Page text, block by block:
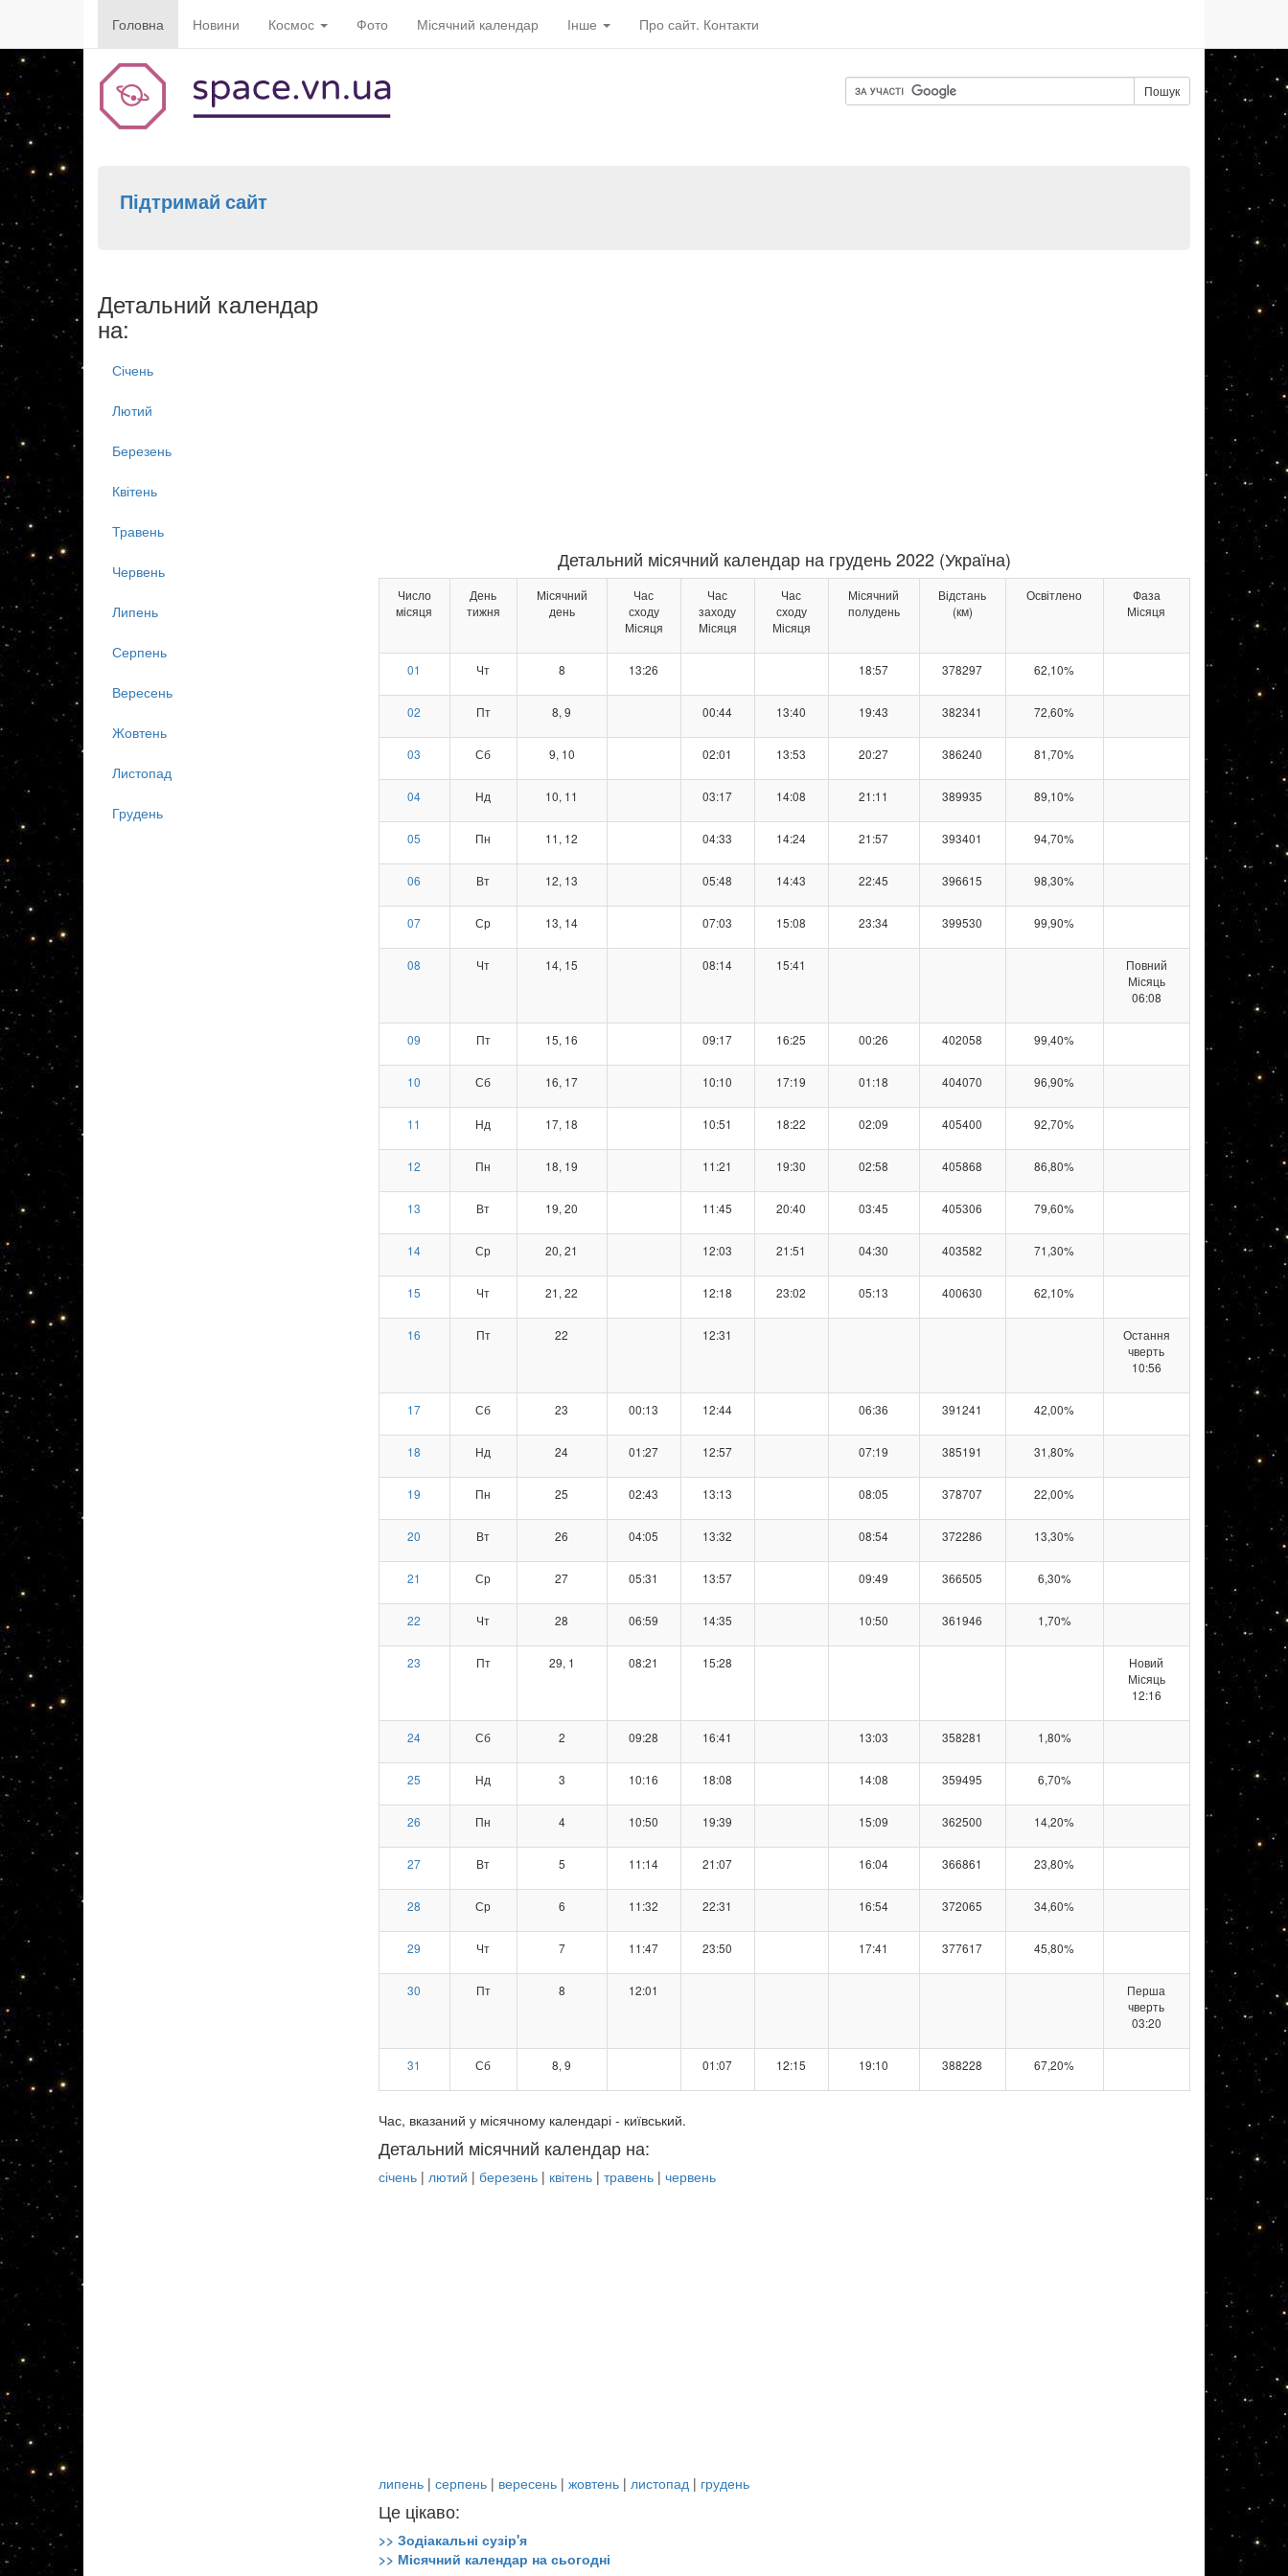
Головна Новини Космос Фото Місячний календар Інше Про сайт. Контакти
Пошук
Підтримай сайт
Детальний місячний календар на грудень 2022 (Україна)
Число
місяця
День
тижня
Місячний
день
Час
сходу
Місяця
Час
заходу
Місяця
Час
сходу
Місяця
Місячний
полудень
Відстань
(км)
Освітлено
Фаза
Місяця
01 Чт 8 13:26 18:57 378297 62,10%
02 Пт 8, 9 00:44 13:40 19:43 382341 72,60%
03 Сб 9, 10 02:01 13:53 20:27 386240 81,70%
04 Нд 10, 11 03:17 14:08 21:11 389935 89,10%
05 Пн 11, 12 04:33 14:24 21:57 393401 94,70%
06 Вт 12, 13 05:48 14:43 22:45 396615 98,30%
07 Ср 13, 14 07:03 15:08 23:34 399530 99,90%
08 Чт 14, 15 08:14 15:41
Повний
Місяць
06:08
09 Пт 15, 16 09:17 16:25 00:26 402058 99,40%
10 Сб 16, 17 10:10 17:19 01:18 404070 96,90%
11 Нд 17, 18 10:51 18:22 02:09 405400 92,70%
12 Пн 18, 19 11:21 19:30 02:58 405868 86,80%
13 Вт 19, 20 11:45 20:40 03:45 405306 79,60%
14 Ср 20, 21 12:03 21:51 04:30 403582 71,30%
15 Чт 21, 22 12:18 23:02 05:13 400630 62,10%
16 Пт 22 12:31
Остання
чверть
10:56
17 Сб 23 00:13 12:44 06:36 391241 42,00%
18 Нд 24 01:27 12:57 07:19 385191 31,80%
19 Пн 25 02:43 13:13 08:05 378707 22,00%
20 Вт 26 04:05 13:32 08:54 372286 13,30%
21 Ср 27 05:31 13:57 09:49 366505 6,30%
22 Чт 28 06:59 14:35 10:50 361946 1,70%
23 Пт 29, 1 08:21 15:28
Новий
Місяць
12:16
24 Сб 2 09:28 16:41 13:03 358281 1,80%
25 Нд 3 10:16 18:08 14:08 359495 6,70%
26 Пн 4 10:50 19:39 15:09 362500 14,20%
27 Вт 5 11:14 21:07 16:04 366861 23,80%
28 Ср 6 11:32 22:31 16:54 372065 34,60%
29 Чт 7 11:47 23:50 17:41 377617 45,80%
30 Пт 8 12:01
Перша
чверть
03:20
31 Сб 8, 9 01:07 12:15 19:10 388228 67,20%
Час, вказаний у місячному календарі - київський.
Детальний місячний календар на:
січень| лютий | березень| квітень| травень| червень
липень| серпень| вересень| жовтень| листопад| грудень
Це цікаво:
>> Зодіакальні сузір'я
>> Місячний календар на сьогодні
Детальний календар
на:
Січень
Лютий
Березень
Квітень
Травень
Червень
Липень
Серпень
Вересень
Жовтень
Листопад
Грудень